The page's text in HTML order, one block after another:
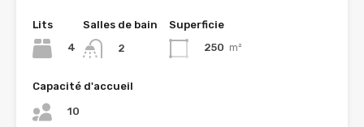
Lits
4
Salles de bain
2
Superficie
250 m²
Capacité d'accueil
10